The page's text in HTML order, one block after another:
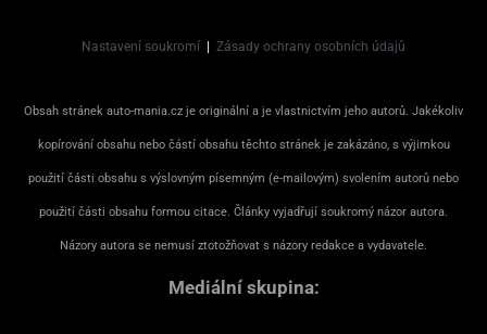
Nastavení soukromí Zásady ochrany osobních údajů
Obsah stránek auto-mania.cz je originální a je vlastnictvím jeho autorů. Jakékoliv
kopírování obsahu nebo částí obsahu těchto stránek je zakázáno, s výjimkou
použití části obsahu s výslovným písemným (e-mailovým) svolením autorů nebo
použití části obsahu formou citace. Články vyjadřují soukromý názor autora.
Názory autora se nemusí ztotožňovat s názory redakce a vydavatele.
Mediální skupina: